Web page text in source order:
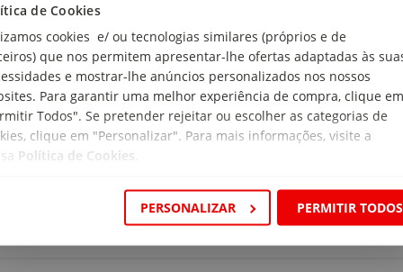
de Cookies
cookies e/ ou tecnologias similares (próprios e de
que nos permitem apresentar-lhe ofertas adaptadas às
e mostrar-lhe anúncios personalizados nos nossos
Para garantir uma melhor experiência de compra, clique em
Todos". Se pretender rejeitar ou escolher as categorias de
clique em "Personalizar". Para mais informações, visite a
Política de Cookies
PERSONALIZAR PERMITIR TODOS
Solteiro
Algodão
g/m2